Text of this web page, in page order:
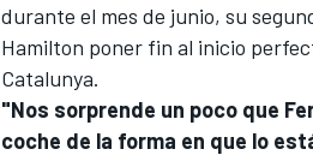
durante el mes de junio, su
Hamilton poner fin al inicio
Catalunya.
"Nos sorprende un poco que
coche de la forma en que lo